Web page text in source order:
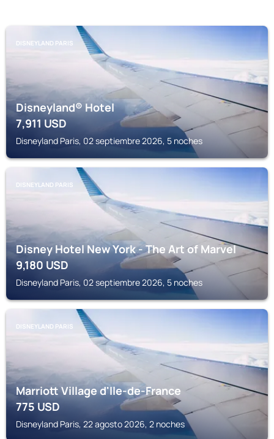
DISNEYLAND PARIS
Disneyland® Hotel
7,911USD
Disneyland Paris, 02 septiembre 2026, 5 noches
DISNEYLAND PARIS
Disney Hotel New York - The Art of Marvel
9,180USD
Disneyland Paris, 02 septiembre 2026, 5 noches
DISNEYLAND PARIS
Marriott Village d'Ile-de-France
775USD
Disneyland Paris, 22 agosto 2026, 2 noches